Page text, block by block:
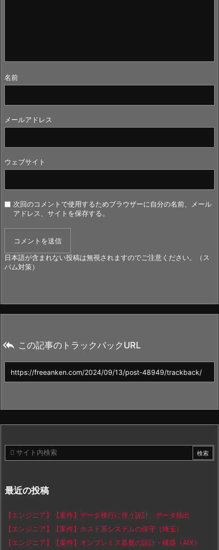
名前
メールアドレス
ウェブサイト
次回のコメントで使用するためブラウザーに自分の名前、メール
アドレス、サイトを保存する。
日本語が含まれない投稿は無視されますのでご注意ください。（ス
パム対策）
 この記事のトラックバックURL
最近の投稿
【エンジニア】【案件】データ移行に伴う設計、データ抽出
【エンジニア】【案件】ホスト系システムの保守（埼玉）
【エンジニア】【案件】オンプレミス基盤の設計・構築（AIX）